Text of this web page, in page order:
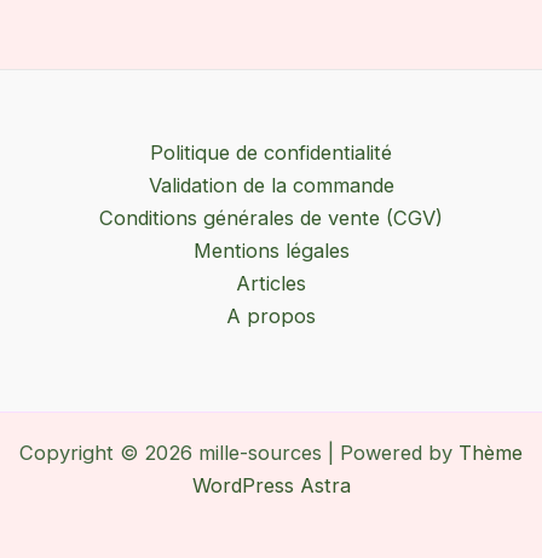
Politique de confidentialité
Validation de la commande
Conditions générales de vente (CGV)
Mentions légales
Articles
A propos
Copyright © 2026 mille-sources | Powered by Thème
WordPress Astra